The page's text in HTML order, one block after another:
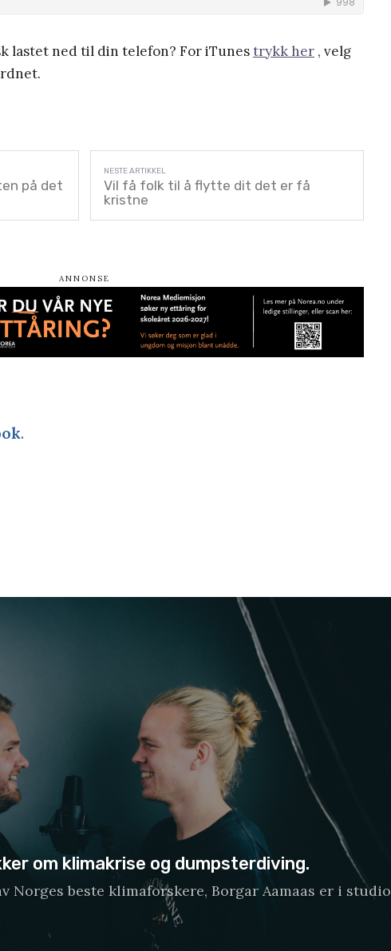
lastet ned til din telefon? For iTunestrykk her , velg
på det
Vil få folk til å flytte dit det er få
kristne
.
om klimakrise og dumpsterdiving.
Norges beste klimaforskere, Borgar Aamaas er i studio